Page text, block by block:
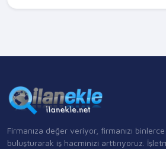
Firmanıza değer veriyor, firmanızı
buluşturarak iş hacminizi arttırıyoruz.